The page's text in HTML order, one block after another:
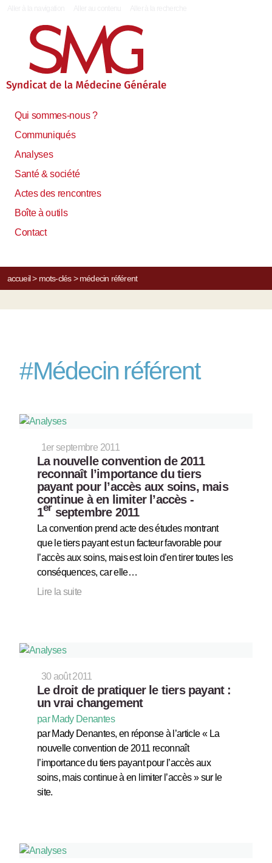
Qui sommes-nous ?
Communiqués
Analyses
Santé & société
Actes des rencontres
Boîte à outils
Contact
accueil> mots-clés> médecin référent
#Médecin référent
1er septembre 2011
La nouvelle convention de 2011
reconnaît l’importance du tiers
payant pour l’accès aux soins, mais
continue à en limiter l’accès -
1er septembre 2011
La convention prend acte des études montrant
que le tiers payant est un facteur favorable pour
l’accès aux soins, mais est loin d’en tirer toutes les
conséquences, car elle…
Lire la suite
30 août 2011
Le droit de pratiquer le tiers payant :
un vrai changement
par Mady Denantes
par Mady Denantes, en réponse à l’article « La
nouvelle convention de 2011 reconnaît
l’importance du tiers payant pour l’accès aux
soins, mais continue à en limiter l’accès » sur le
site.